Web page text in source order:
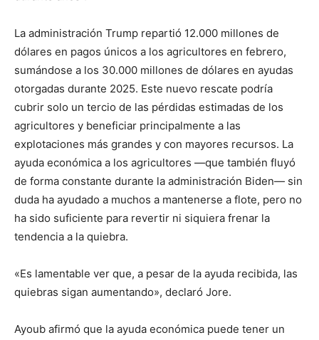
La administración Trump repartió 12.000 millones de
dólares en pagos únicos a los agricultores en febrero,
sumándose a los 30.000 millones de dólares en ayudas
otorgadas durante 2025. Este nuevo rescate podría
cubrir solo un tercio de las pérdidas estimadas de los
agricultores y beneficiar principalmente a las
explotaciones más grandes y con mayores recursos. La
ayuda económica a los agricultores —que también fluyó
de forma constante durante la administración Biden— sin
duda ha ayudado a muchos a mantenerse a flote, pero no
ha sido suficiente para revertir ni siquiera frenar la
tendencia a la quiebra.
«Es lamentable ver que, a pesar de la ayuda recibida, las
quiebras sigan aumentando», declaró Jore.
Ayoub afirmó que la ayuda económica puede tener un